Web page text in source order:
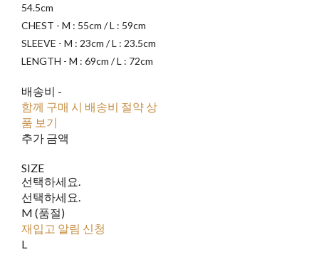
54.5cm
CHEST - M : 55cm / L : 59cm
SLEEVE - M : 23cm / L : 23.5cm
LENGTH - M : 69cm / L : 72cm
배송비 -
함께 구매 시 배송비 절약 상
품 보기
추가 금액
SIZE
선택하세요.
선택하세요.
M (품절)
재입고 알림 신청
L